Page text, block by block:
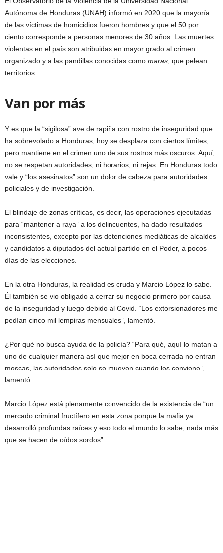
Autónoma de Honduras (UNAH) informó en 2020 que la mayoría
de las víctimas de homicidios fueron hombres y que el 50 por
ciento corresponde a personas menores de 30 años. Las muertes
violentas en el país son atribuidas en mayor grado al crimen
organizado y a las pandillas conocidas como maras , que pelean
territorios.
Van por más
Y es que la “sigilosa” ave de rapiña con rostro de inseguridad que
ha sobrevolado a Honduras, hoy se desplaza con ciertos límites,
pero mantiene en el crimen uno de sus rostros más oscuros. Aquí,
no se respetan autoridades, ni horarios, ni rejas. En Honduras todo
vale y “los asesinatos” son un dolor de cabeza para autoridades
policiales y de investigación.
El blindaje de zonas críticas, es decir, las operaciones ejecutadas
para “mantener a raya” a los delincuentes, ha dado resultados
inconsistentes, excepto por las detenciones mediáticas de alcaldes
y candidatos a diputados del actual partido en el Poder, a pocos
días de las elecciones.
En la otra Honduras, la realidad es cruda y Marcio López lo sabe.
Él también se vio obligado a cerrar su negocio primero por causa
de la inseguridad y luego debido al Covid. “Los extorsionadores me
pedían cinco mil lempiras mensuales”, lamentó.
¿Por qué no busca ayuda de la policía? “Para qué, aquí lo matan a
uno de cualquier manera así que mejor en boca cerrada no entran
moscas, las autoridades solo se mueven cuando les conviene”,
lamentó.
Marcio López está plenamente convencido de la existencia de “un
mercado criminal fructífero en esta zona porque la mafia ya
desarrolló profundas raíces y eso todo el mundo lo sabe, nada más
que se hacen de oídos sordos”.